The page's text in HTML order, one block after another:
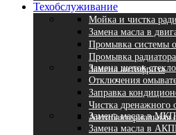
Техобслуживание
Мойка и чистка
Замена масла в
Промывка системы
Промывка
Замена антифриза
Замена щеток
Отключения
Заправка
Чистка дренажного
Антибактериальная
Замена масла в
Замена масла в